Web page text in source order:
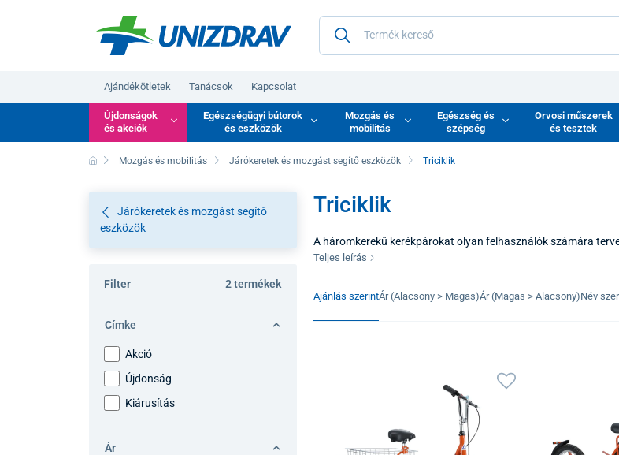
Ajándékötletek Tanácsok Kapcsolat
Újdonságok
és akciók
Egészségügyi bútorok
és eszközök
Mozgás és
mobilitás
Egészség és
szépség
Orvosi műszerek
és tesztek
Mozgás és mobilitás Járókeretek és mozgást segítő eszközök Triciklik
Járókeretek és mozgást segítő
eszközök
Filter 2 termékek
Címke
Akció
Újdonság
Kiárusítás
Ár
Triciklik
A háromkerekű kerékpárokat olyan felhasználók számára
hogy folyamatosan egyensúlyban kellene lenniük, mint egy
az esés veszélye nélkül.
Teljes leírás
Ajánlás szerintÁr (Alacsony > Magas)Ár (Magas > Alacsony)Név